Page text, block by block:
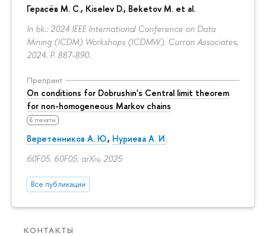
Герасёв М. С., Kiselev D., Beketov M. et al.
In bk.: 2024 IEEE International Conference on Data
Mining (ICDM) Workshops (ICDMW). Curran Associates,
2024. P. 887-890.
Препринт
On conditions for Dobrushin's Central limit theorem
for non-homogeneous Markov chains
В печати
Веретенников А. Ю., Нуриева А. И.
60F05. 60F05. arXiv, 2025
Все публикации
КОНТАКТЫ